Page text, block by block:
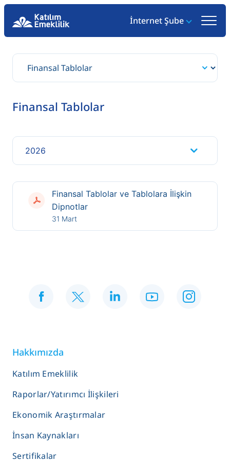
İnternet Şube
Finansal Tablolar
2026
Finansal Tablolar ve Tablolara İlişkin
Dipnotlar
31 Mart
Hakkımızda
Katılım Emeklilik
Raporlar/Yatırımcı İlişkileri
Ekonomik Araştırmalar
İnsan Kaynakları
Sertifikalar